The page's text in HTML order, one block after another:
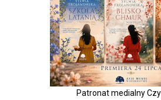
Patronat medialny